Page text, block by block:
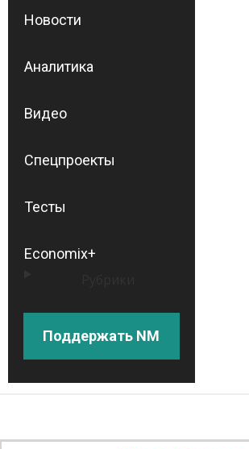
Новости
Аналитика
Видео
Спецпроекты
Тесты
Economix+
Поддержать NM